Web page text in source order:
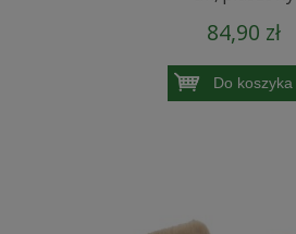
84,90 zł
Do koszyka